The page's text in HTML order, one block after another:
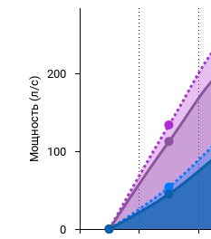
Мощность (л/с)
0
100
200